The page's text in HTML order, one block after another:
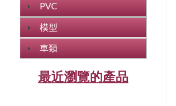
PVC
模型
車類
最近瀏覽的產品